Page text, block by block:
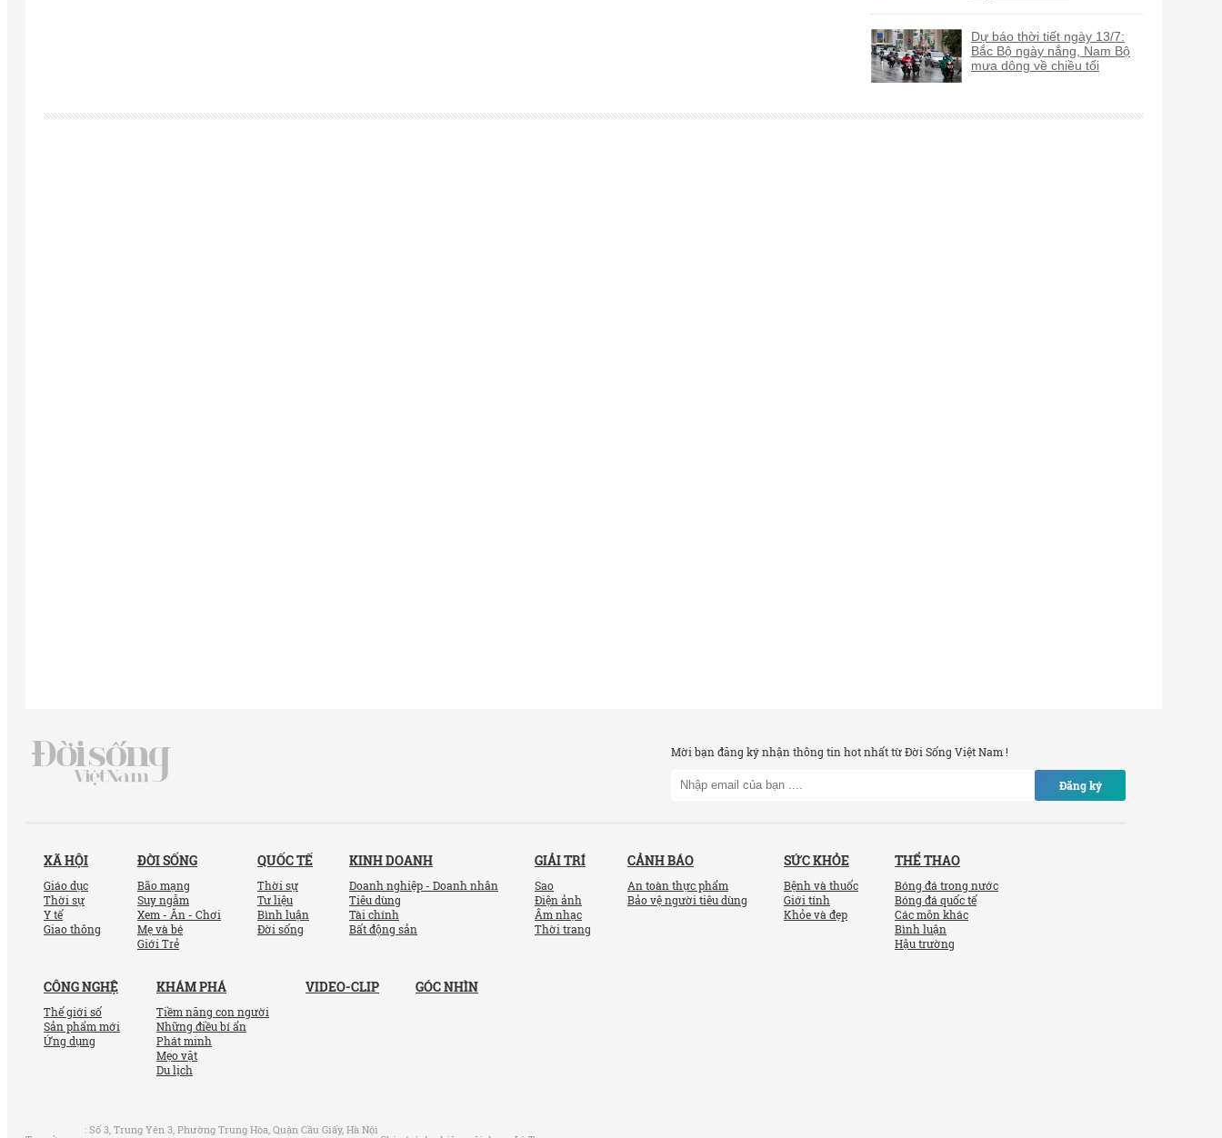
Dự báo thời tiết ngày 13/7:
Bắc Bộ ngày nắng, Nam Bộ
mưa dông về chiều tối
Mời bạn đăng ký nhận thông tin hot nhất từ Đời Sống Việt Nam !
Đăng ký
XÃ HỘI
Giáo dục
Thời sự
Y tế
Giao thông
ĐỜI SỐNG
Bão mạng
Suy ngẫm
Xem - Ăn - Chơi
Mẹ và bé
Giới Trẻ
QUỐC TẾ
Thời sự
Tư liệu
Bình luận
Đời sống
KINH DOANH
Doanh nghiệp - Doanh nhân
Tiêu dùng
Tài chính
Bất động sản
GIẢI TRÍ
Sao
Điện ảnh
Âm nhạc
Thời trang
CẢNH BÁO
An toàn thực phẩm
Bảo vệ người tiêu dùng
SỨC KHỎE
Bệnh và thuốc
Giới tính
Khỏe và đẹp
THỂ THAO
Bóng đá trong nước
Bóng đá quốc tế
Các môn khác
Bình luận
Hậu trường
CÔNG NGHỆ
Thế giới số
Sản phẩm mới
Ứng dụng
KHÁM PHÁ
Tiềm năng con người
Những điều bí ẩn
Phát minh
Mẹo vặt
Du lịch
VIDEO-CLIP GÓC NHÌN
: Số 3, Trung Yên 3, Phường Trung Hòa, Quận Cầu Giấy, Hà Nội